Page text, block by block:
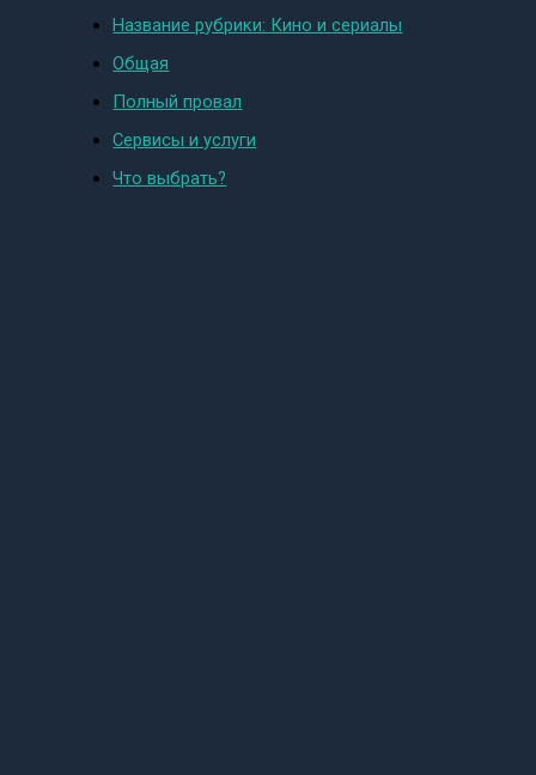
Название рубрики: Кино и сериалы
Общая
Полный провал
Сервисы и услуги
Что выбрать?